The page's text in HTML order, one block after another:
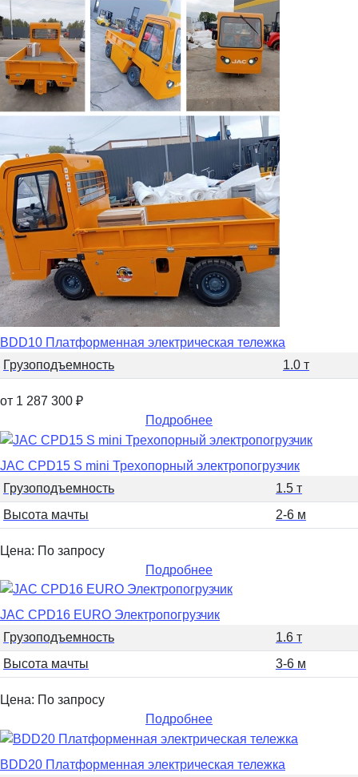
BDD10 Платформенная электрическая тележка
Грузоподъемность
1.0 т
от 1 287 300 ₽
Подробнее
JAC CPD15 S mini Трехопорный электропогрузчик
Грузоподъемность
1.5 т
Высота мачты
2-6 м
Цена: По запросу
Подробнее
JAC CPD16 EURO Электропогрузчик
Грузоподъемность
1.6 т
Высота мачты
3-6 м
Цена: По запросу
Подробнее
BDD20 Платформенная электрическая тележка